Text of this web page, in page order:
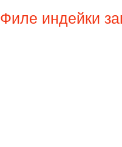
Филе индейки